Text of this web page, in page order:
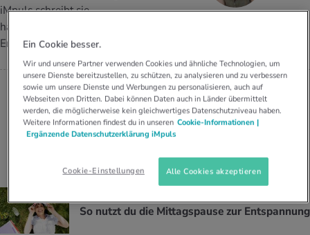
& Intoleranzen
THEMEN IM BEREICH ERNÄHRUNG
Personal Health Coaching
THEMEN IM BEREICH BEWEGUNG
Kalorienverbrauch berechnen
Personal Health Coaching
THEMEN IM BEREICH ENTSPANNUNG
Glücklich sein
Personal Health Coaching
Wissen
THEMEN IM BEREICH MEDIZIN
Personal Health Coaching
THEMEN IM BEREICH SERVICES
Tools, Test & Quizze
iMpuls schreibt sie
hauptsächlich über
Entspannung.
Beiträge von Ruth Hoffmann
So nutzt du die Mit­tags­pau­se zur Ent­span­nung
Ein Cookie besser.
Wir und unsere Partner verwenden Cookies und ähnliche Technologien, um
unsere Dienste bereitzustellen, zu schützen, zu analysieren und zu verbessern
sowie um unsere Dienste und Werbungen zu personalisieren, auch auf
Webseiten von Dritten. Dabei können Daten auch in Länder übermittelt
werden, die möglicherweise kein gleichwertiges Datenschutzniveau haben.
Weitere Informationen findest du in unseren Cookie-Informationen |
Ergänzende Datenschutzerklärung iMpuls
Cookie-Einstellungen Alle Cookies akzeptieren